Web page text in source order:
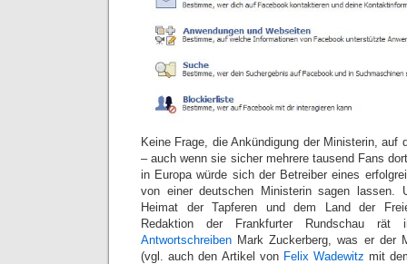
Keine Frage, die Ankündigung der Ministerin, auf
– auch wenn sie sicher mehrere tausend Fans
in Europa würde sich der Betreiber eines
von einer deutschen Ministerin sagen lassen.
Heimat der Tapferen und dem Land der
Redaktion der Frankfurter Rundschau rät
Antwortschreiben Mark Zuckerberg, was er der
(vgl. auch den Artikel von Felix Wadewitz mit